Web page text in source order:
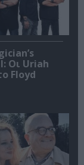
Οι Uriah
Floyd